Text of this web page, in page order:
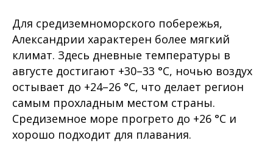
Для средиземноморского побережья,
Александрии характерен более мягкий
климат. Здесь дневные температуры в
августе достигают +30–33 °C, ночью воздух
остывает до +24–26 °C, что делает регион
самым прохладным местом страны.
Средиземное море прогрето до +26 °C и
хорошо подходит для плавания.